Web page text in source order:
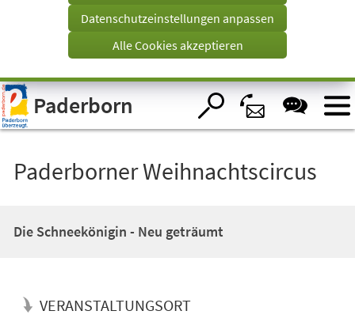
Visuelle
Assistenzsoftware
öffnen.
Tab)
Datenschutzeinstellungen anpassen
Alle Cookies akzeptieren
Paderborn
Paderborner Weihnachtscircus
Die Schneekönigin - Neu geträumt
VERANSTALTUNGSORT